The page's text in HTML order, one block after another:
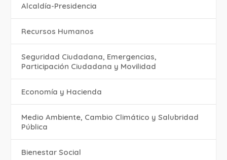
Alcaldía-Presidencia
Recursos Humanos
Seguridad Ciudadana, Emergencias,
Participación Ciudadana y Movilidad
Economía y Hacienda
Medio Ambiente, Cambio Climático y Salubridad
Pública
Bienestar Social